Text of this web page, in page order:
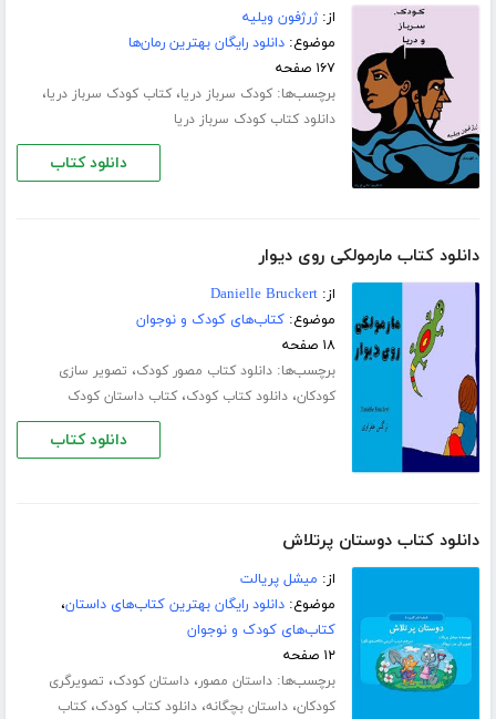
از:ژرژفون ویلیه
موضوع:دانلود رایگان بهترین رمان‌ها
۱۶۷ صفحه
برچسب‌ها:کودک سرباز دریا،کتاب کودک سرباز دریا،
دانلود کتاب کودک سرباز دریا
دانلود کتاب
دانلود کتاب مارمولکی روی دیوار
از:Danielle Bruckert
موضوع:کتاب‌های کودک و نوجوان
۱۸ صفحه
برچسب‌ها:دانلود کتاب مصور کودک، تصویر سازی
کودکان،دانلود کتاب کودک،کتاب داستان کودک
دانلود کتاب
دانلود کتاب دوستان پرتلاش
از: میشل پریالت
موضوع:دانلود رایگان بهترین کتاب‌های داستان،
کتاب‌های کودک و نوجوان
۱۲ صفحه
برچسب‌ها:داستان مصور،داستان کودک، تصویرگری
کودکان،داستان بچگانه،دانلود کتاب کودک،کتاب